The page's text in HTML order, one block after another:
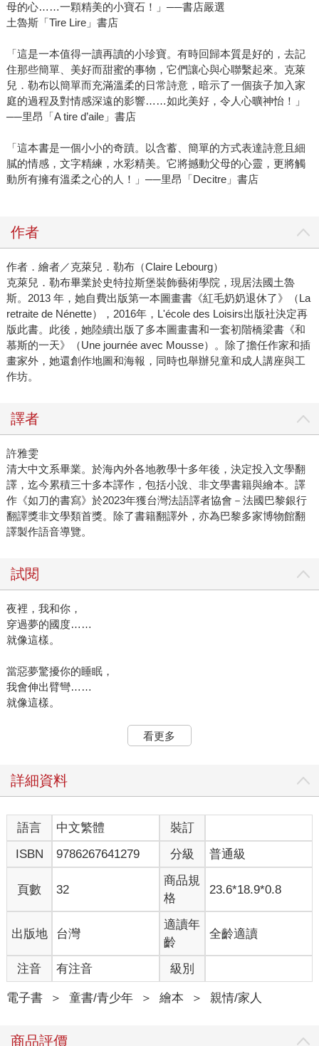
母的心……一顆精美的小寶石！」──書店嚴選
土魯斯「Tire Lire」書店
「這是一本值得一讀再讀的小珍寶。有時回歸本質是好的，去記
住那些簡單、美好而甜蜜的事物，它們讓心與心聯繫起來。克萊
兒．勒布以簡單而充滿溫柔的日常詩意，暗示了一個孩子加入家
庭的過程及對情感深遠的影響……如此美好，令人心曠神怡！」
──里昂「A tire d’aile」書店
「這本書是一個小小的奇蹟。以含蓄、簡單的方式表達詩意且細
膩的情感，文字精練，水彩精美。它將撼動父母的心靈，更將觸
動所有擁有溫柔之心的人！」──里昂「Decitre」書店
作者
作者．繪者／克萊兒．勒布（Claire Lebourg）
克萊兒．勒布畢業於史特拉斯堡裝飾藝術學院，現居法國土魯
斯。2013 年，她自費出版第一本圖畫書《紅毛奶奶退休了》（La
retraite de Nénette），2016年，L'école des Loisirs出版社決定再
版此書。此後，她陸續出版了多本圖畫書和一套初階橋梁書《和
慕斯的一天》（Une journée avec Mousse）。除了擔任作家和插
畫家外，她還創作地圖和海報，同時也舉辦兒童和成人講座與工
作坊。
譯者
許雅雯
清大中文系畢業。於海內外各地教學十多年後，決定投入文學翻
譯，迄今累積三十多本譯作，包括小說、非文學書籍與繪本。譯
作《如刀的書寫》於2023年獲台灣法語譯者協會－法國巴黎銀行
翻譯獎非文學類首獎。除了書籍翻譯外，亦為巴黎多家博物館翻
譯製作語音導覽。
試閱
夜裡，我和你，
穿過夢的國度……
就像這樣。
當惡夢驚擾你的睡眠，
我會伸出臂彎……
就像這樣。
看更多
詳細資料
語言 中文繁體
裝訂
ISBN
9786267641279 分級 普通級
頁數 32
商品規
格
23.6*18.9*0.8
出版地 台灣
適讀年
齡
全齡適讀
注音 有注音 級別
電子書 ＞ 童書/青少年 ＞ 繪本 ＞ 親情/家人
商品評價